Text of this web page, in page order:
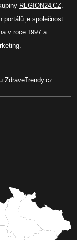
REGION24.CZ.
portálů je společnost
v roce 1997 a
ZdraveTrendy.cz.